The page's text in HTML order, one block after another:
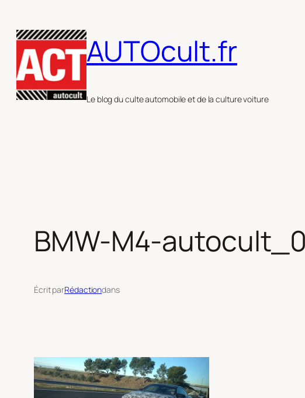
au
contenu
AUTOcult.fr
Le blog du culte automobile et de la culture voiture
BMW-M4-
Écrit parRédactiondans